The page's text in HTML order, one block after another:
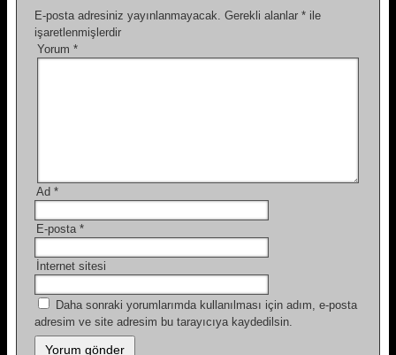
E-posta adresiniz yayınlanmayacak. Gerekli alanlar * ile
işaretlenmişlerdir
Yorum *
Ad *
E-posta *
İnternet sitesi
Daha sonraki yorumlarımda kullanılması için adım, e-posta
adresim ve site adresim bu tarayıcıya kaydedilsin.